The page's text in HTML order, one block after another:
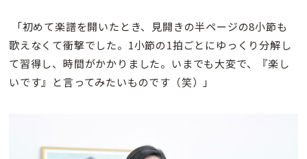
「初めて楽譜を開いたとき、見開きの半ページの8小節も
歌えなくて衝撃でした。1小節の1拍ごとにゆっくり分解し
て習得し、時間がかかりました。いまでも大変で、『楽し
いです』と言ってみたいものです（笑）」